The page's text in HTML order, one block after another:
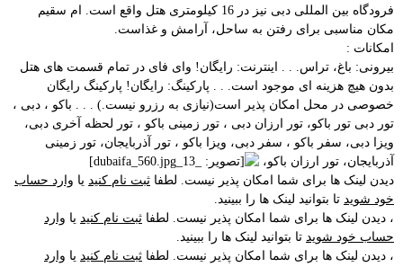
فرودگاه بین المللی دبی نیز در 16 کیلومتری هتل واقع است. ام سقیم
مکان مناسبی برای رفتن به ساحل، آرامش و غذاست.
امکانات :
بیرونی: باغ، تراس. . . اینترنت: رایگان! وای فای در تمام قسمت های هتل
بدون هیچ هزینه ای موجود است. . . پارکینگ: رایگان! پارکینگ رایگان
خصوصی در محل امکان پذیر است(نیازی به رزرو نیست.) . . . باکو ، دبی ،
تور دبی تور باکو، تور ارزان دبی ، تور زمینی باکو ، تور لحظه آخری دبی،
ویزا دبی، سفر باکو ، سفر دبی، ویزا باکو ، تور آذربایجان، تور زمینی
آذربایجان، تور ارزان باکو،
دیدن لینک ها برای شما امکان پذیر نیست. لطفا ثبت نام کنید یا وارد حساب
خود شوید تا بتوانید لینک ها را ببینید.
، دیدن لینک ها برای شما امکان پذیر نیست. لطفا ثبت نام کنید یا وارد
حساب خود شوید تا بتوانید لینک ها را ببینید.
، دیدن لینک ها برای شما امکان پذیر نیست. لطفا ثبت نام کنید یا وارد